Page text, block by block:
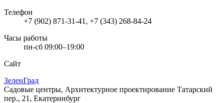
Телефон
+7 (902) 871-31-41, +7 (343) 268-84-24
Часы работы
пн-сб 09:00–19:00
Сайт
ЗеленГрад
Садовые центры, Архитектурное проектирование Татарский
пер., 21, Екатеринбург